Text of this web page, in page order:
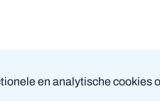
en analytische cookies